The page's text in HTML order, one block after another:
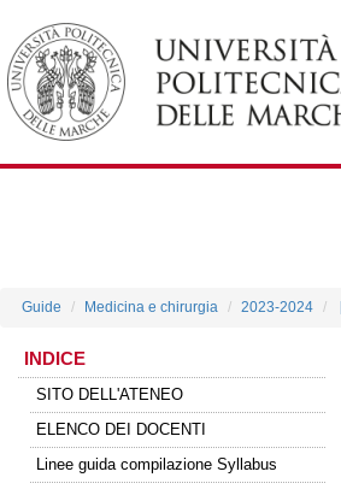
Guide Medicina e chirurgia 2023-2024
INDICE
SITO DELL'ATENEO
ELENCO DEI DOCENTI
Linee guida compilazione Syllabus